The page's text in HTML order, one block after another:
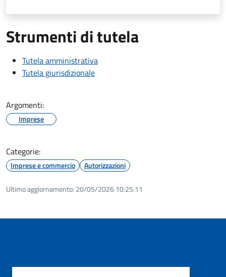
Strumenti di tutela
Tutela amministrativa
Tutela giurisdizionale
Argomenti:
Imprese
Categorie:
Imprese e commercio Autorizzazioni
Ultimo aggiornamento: 20/05/2026 10:25.11